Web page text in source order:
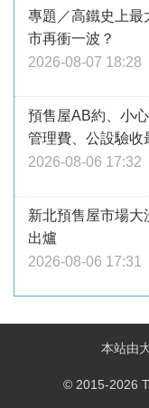
專題／高鐵史上
市再衝一波？
2026-08-07 18:28
預售屋AB約、小
管理費、公設驗收
2026-08-06 17:32
新北預售屋市場
出爐
2026-08-06 17:31
本站由
© 2015-2026